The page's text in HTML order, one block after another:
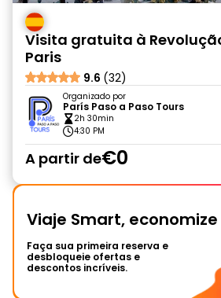
Visita gratuita à
Paris
9.6 (32)
Organizado por
París Paso a Paso Tours
2h 30min
4:30 PM
A partir de€0
Viaje Smart,
Faça sua primeira reserva e
desbloqueie ofertas e
descontos incríveis.